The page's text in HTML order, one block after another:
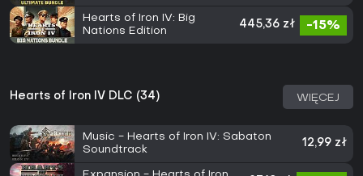
Hearts of Iron IV: Big
Nations Edition
445,36 zł -15%
Hearts of Iron IV DLC (34) WIĘCEJ
Music - Hearts of Iron IV: Sabaton
Soundtrack
12,99 zł